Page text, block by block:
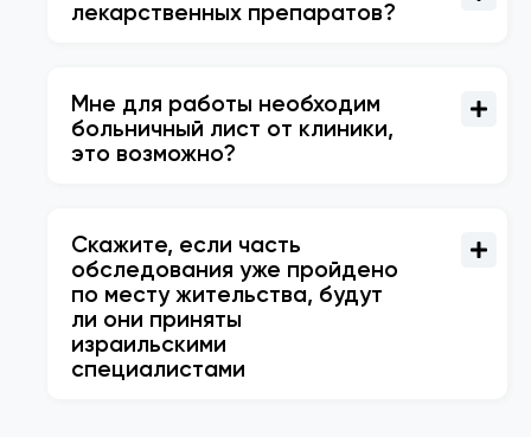
лекарственных препаратов?
Мне для работы необходим
больничный лист от клиники,
это возможно?
Скажите, если часть
обследования уже пройдено
по месту жительства, будут
ли они приняты
израильскими
специалистами